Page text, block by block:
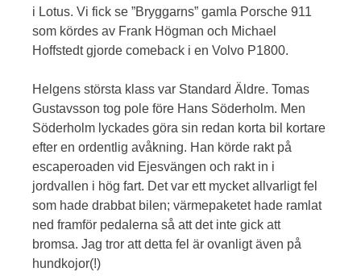
i Lotus. Vi fick se ”Bryggarns” gamla Porsche 911
som kördes av Frank Högman och Michael
Hoffstedt gjorde comeback i en Volvo P1800.
Helgens största klass var Standard Äldre. Tomas
Gustavsson tog pole före Hans Söderholm. Men
Söderholm lyckades göra sin redan korta bil kortare
efter en ordentlig avåkning. Han körde rakt på
escaperoaden vid Ejesvängen och rakt in i
jordvallen i hög fart. Det var ett mycket allvarligt fel
som hade drabbat bilen; värmepaketet hade ramlat
ned framför pedalerna så att det inte gick att
bromsa. Jag tror att detta fel är ovanligt även på
hundkojor(!)